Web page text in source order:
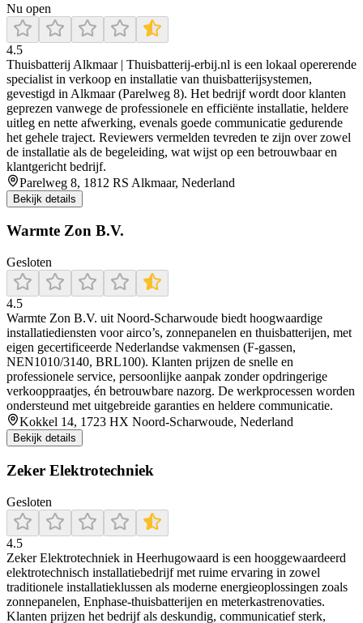
Nu open
4.5
Thuisbatterij Alkmaar | Thuisbatterij‑erbij.nl is een lokaal opererende
specialist in verkoop en installatie van thuisbatterijsystemen,
gevestigd in Alkmaar (Parelweg 8). Het bedrijf wordt door klanten
geprezen vanwege de professionele en efficiënte installatie, heldere
uitleg en nette afwerking, evenals goede communicatie gedurende
het gehele traject. Reviewers vermelden tevreden te zijn over zowel
de installatie als de begeleiding, wat wijst op een betrouwbaar en
klantgericht bedrijf.
Parelweg 8, 1812 RS Alkmaar, Nederland
Bekijk details
Warmte Zon B.V.
Gesloten
4.5
Warmte Zon B.V. uit Noord‑Scharwoude biedt hoogwaardige
installatiediensten voor airco’s, zonnepanelen en thuisbatterijen, met
eigen gecertificeerde Nederlandse vakmensen (F-gassen,
NEN1010/3140, BRL100). Klanten prijzen de snelle en
professionele service, persoonlijke aanpak zonder opdringerige
verkooppraatjes, én betrouwbare nazorg. De werkprocessen worden
ondersteund met uitgebreide garanties en heldere communicatie.
Kokkel 14, 1723 HX Noord-Scharwoude, Nederland
Bekijk details
Zeker Elektrotechniek
Gesloten
4.5
Zeker Elektrotechniek in Heerhugowaard is een hooggewaardeerd
elektrotechnisch installatiebedrijf met ruime ervaring in zowel
traditionele installatieklussen als moderne energieoplossingen zoals
zonnepanelen, Enphase-thuisbatterijen en meterkastrenovaties.
Klanten prijzen het bedrijf als deskundig, communicatief sterk,